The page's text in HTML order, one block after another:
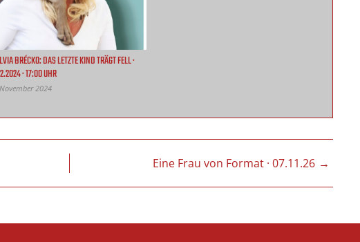
BRÉCKO: DAS LETZTE KIND TRÄGT FELL ·
· 17:00 UHR
2024
Eine Frau von Format · 07.11.26